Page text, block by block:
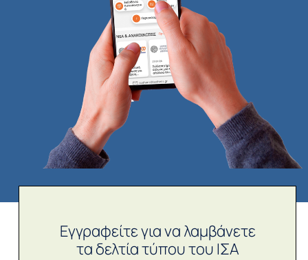
Εγγραφείτε για να λαμβάνετε
τα δελτία τύπου του ΙΣΑ